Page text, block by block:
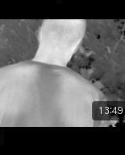
13:49